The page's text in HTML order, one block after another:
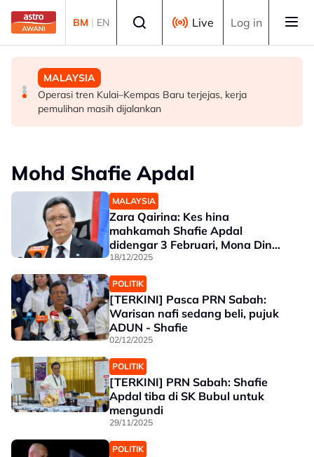
Skip to main content
BM | EN Live Log in
MALAYSIA
FMBA sambut baik arahan PM percepat kelulusan
pekerja asing sektor restoran
POLITIK
'Siapa akan pergi, siapa diperintah pergi? Tunggu dan
lihat'- Zahid
MALAYSIA
Operasi tren Kulai–Kempas Baru terjejas, kerja
pemulihan masih dijalankan
Mohd Shafie Apdal
MALAYSIA
Zara Qairina: Kes hina
mahkamah Shafie Apdal
didengar 3 Februari, Mona Din
didenda RM300
18/12/2025
POLITIK
[TERKINI] Pasca PRN Sabah:
Warisan nafi sedang beli, pujuk
ADUN - Shafie
02/12/2025
POLITIK
[TERKINI] PRN Sabah: Shafie
Apdal tiba di SK Bubul untuk
mengundi
29/11/2025
POLITIK